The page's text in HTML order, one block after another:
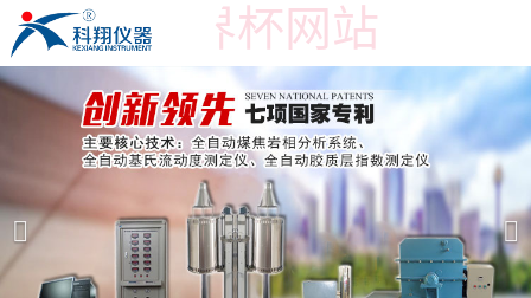
在线买世界杯网站
在线买世界杯网站
产品展示 ＞
焦炭高温性能检测系统
焦化行业检测及优化配煤设备
公司简介
在线买世界杯网站